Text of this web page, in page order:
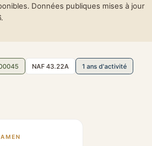
Données publiques mises à jour
NAF 43.22A 1 ans d'activité